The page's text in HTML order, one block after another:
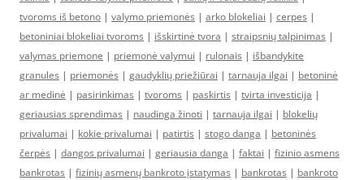
tvoroms iš betono | valymo priemonės | arko blokeliai | cerpes |
betoniniai blokeliai tvoroms | išskirtinė tvora | straipsnių talpinimas |
valymas priemone | priemonė valymui | rulonais | išbandykite
granules | priemonės | gaudyklių priežiūrai | tarnauja ilgai | betoninė
ar medinė | pasirinkimas | tvoroms | paskirtis | tvirta investicija |
geriausias sprendimas | naudinga žinoti | tarnauja ilgai | blokelių
privalumai | kokie privalumai | patirtis | stogo danga | betoninės
čerpės | dangos privalumai | geriausia danga | faktai | fizinio asmens
bankrotas | fizinių asmenų bankroto įstatymas | bankrotas | bankroto